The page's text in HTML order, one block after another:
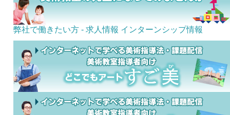
弊社で働きたい方 - 求人情報 インターンシップ情報